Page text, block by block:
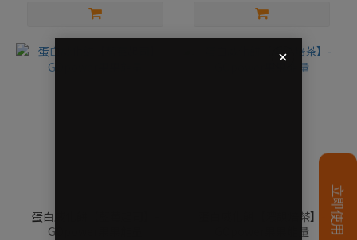
蛋白威化餅【藍莓起司】-
GOpower果果能量
蛋白威化餅【濃韻焙茶】-
GOpower果果能量